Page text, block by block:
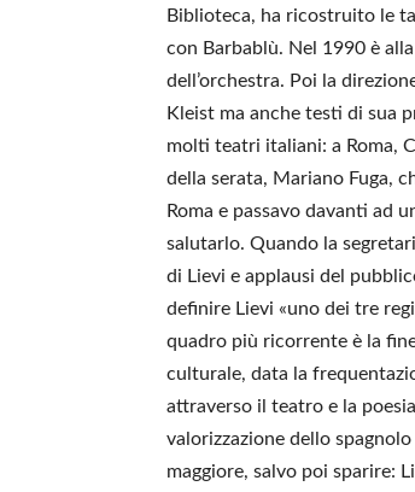
Biblioteca, ha ricostruito le
con Barbablù. Nel 1990 è
dell’orchestra. Poi la
Kleist ma anche testi di sua
molti teatri italiani: a Roma,
della serata, Mariano Fuga,
Roma e passavo davanti ad
salutarlo. Quando la
di Lievi e applausi del
definire Lievi «uno dei tre
quadro più ricorrente è la
culturale, data la
attraverso il teatro e la
valorizzazione dello spagnolo
maggiore, salvo poi sparire: